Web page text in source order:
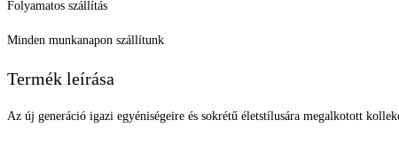
Folyamatos szállítás
Minden munkanapon szállítunk
Termék leírása
Az új generáció igazi egyéniségeire és sokrétű életstílusára megalkotott